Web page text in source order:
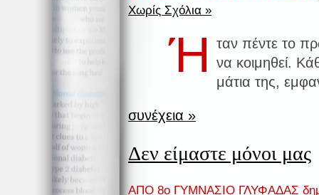
Χωρίς Σχόλια »
Ή
ταν πέντε το
να κοιμηθεί.
μάτια της,
συνέχεια »
Δεν είμαστε μόνοι μας
ΑΠΟ 8ο ΓΥΜΝΑΣΙΟ ΓΛΥΦΑΔΑΣ